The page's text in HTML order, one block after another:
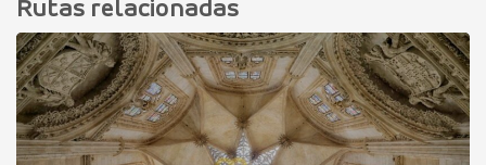
Rutas relacionadas